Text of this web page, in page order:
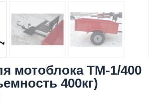
мотоблока ТМ-1/400
400кг)
наобработку персональных данных
о поступлении